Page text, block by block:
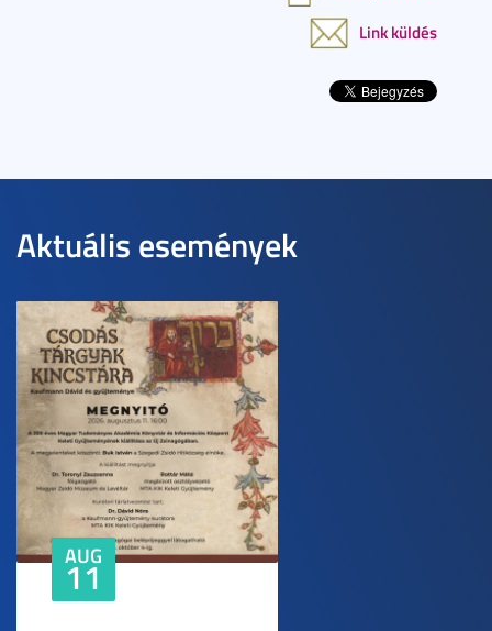
Link küldés
Aktuális események
AUG
11